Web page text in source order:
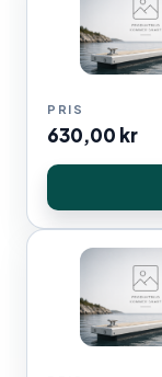
630,00 kr